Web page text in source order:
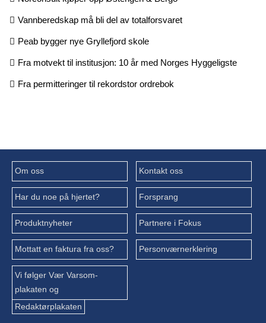
Vannberedskap må bli del av totalforsvaret
Peab bygger nye Gryllefjord skole
Fra motvekt til institusjon: 10 år med Norges Hyggeligste
Fra permitteringer til rekordstor ordrebok
Om oss Kontakt oss
Har du noe på hjertet? Forsprang
Produktnyheter Partnere i Fokus
Mottatt en faktura fra oss? Personværnerklering
Vi følger Vær Varsom-
plakaten og
Redaktørplakaten